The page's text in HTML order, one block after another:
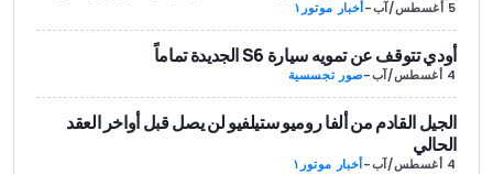
5 أغسطس/آب -أخبار موتور١
أودي تتوقف عن تمويه سيارة S6 الجديدة تماماً
4 أغسطس/آب -صور تجسسية
الجيل القادم من ألفا روميو ستيلفيو لن يصل قبل أواخر العقد
الحالي
4 أغسطس/آب -أخبار موتور١